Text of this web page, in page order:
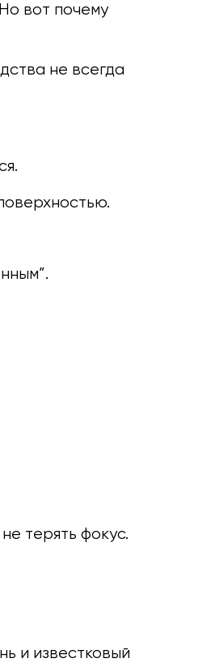
вот почему
не всегда
терять фокус.
и известковый